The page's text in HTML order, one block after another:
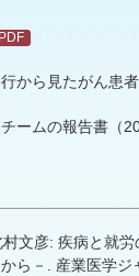
から見たがん患
ームの報告書（
文彦: 疾病と就労
ら－. 産業医学ジ